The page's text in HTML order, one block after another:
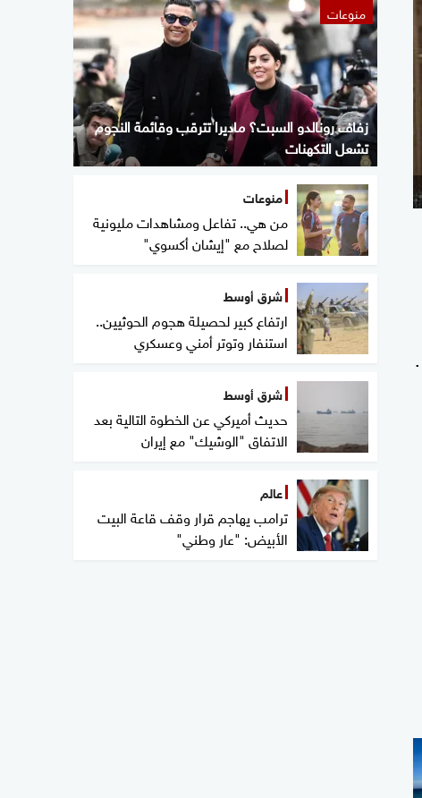
منوعات
زفاف رونالدو السبت؟ ماديرا تترقب وقائمة النجوم
تشعل التكهنات
منوعات
من هي.. تفاعل ومشاهدات مليونية
لصلاح مع "إيشان أكسوي"
شرق أوسط
ارتفاع كبير لحصيلة هجوم الحوثيين..
استنفار وتوتر أمني وعسكري
شرق أوسط
حديث أميركي عن الخطوة التالية بعد
الاتفاق "الوشيك" مع إيران
عالم
ترامب يهاجم قرار وقف قاعة البيت
الأبيض: "عار وطني"